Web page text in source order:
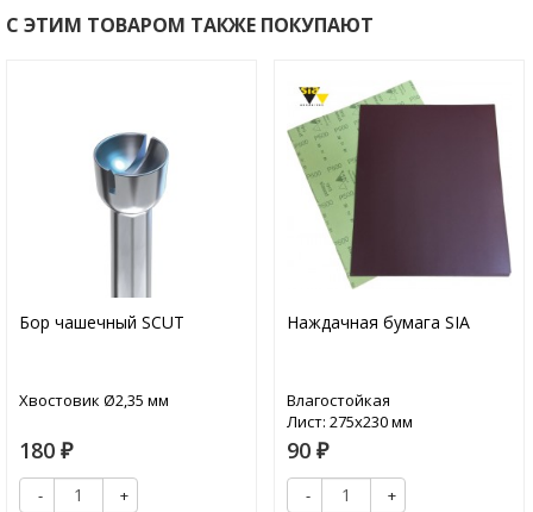
С ЭТИМ ТОВАРОМ ТАКЖЕ ПОКУПАЮТ
Бор чашечный SCUT
Хвостовик Ø2,35 мм
180 ₽
-
+
Наждачная бумага SIA
Влагостойкая
Лист: 275х230 мм
90 ₽
-
+